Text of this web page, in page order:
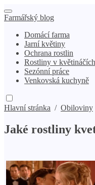
Farmářský blog
Domácí farma
Jarní květiny
Ochrana rostlin
Rostliny v květináčích
Sezónní práce
Venkovská kuchyně
Hlavní stránka / Obiloviny
Jaké rostliny